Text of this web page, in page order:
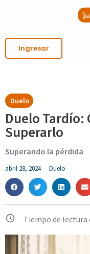
Ingresar
Duelo
Duelo
Superarlo
Superando la pérdida
abril 28, 2024 Duelo
Tiempo de lectura